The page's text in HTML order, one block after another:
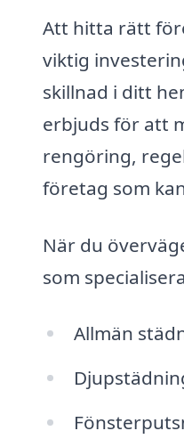
Att hitta rätt
viktig
skillnad i ditt
erbjuds för att
rengöring,
företag som
När du
som
Allmän